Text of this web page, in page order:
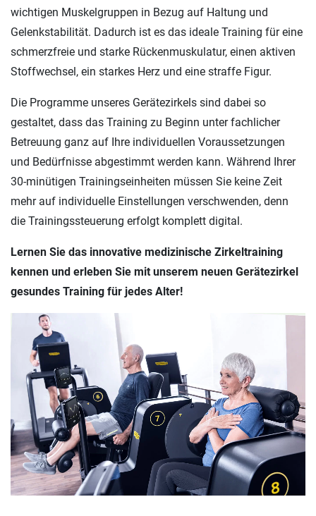
wichtigen Muskelgruppen in Bezug auf Haltung und
Gelenkstabilität. Dadurch ist es das ideale Training für eine
schmerzfreie und starke Rückenmuskulatur, einen aktiven
Stoffwechsel, ein starkes Herz und eine straffe Figur.
Die Programme unseres Gerätezirkels sind dabei so
gestaltet, dass das Training zu Beginn unter fachlicher
Betreuung ganz auf Ihre individuellen Voraussetzungen
und Bedürfnisse abgestimmt werden kann. Während Ihrer
30-minütigen Trainingseinheiten müssen Sie keine Zeit
mehr auf individuelle Einstellungen verschwenden, denn
die Trainingssteuerung erfolgt komplett digital.
Lernen Sie das innovative medizinische Zirkeltraining
kennen und erleben Sie mit unserem neuen Gerätezirkel
gesundes Training für jedes Alter!